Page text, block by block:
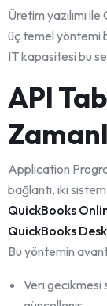
Üretim yazılımı
üç temel yöntemi
IT kapasitesi bu
API
Application
bağlantı, iki
QuickBooks
QuickBooks
Bu yöntemin
Veri gecikmesi